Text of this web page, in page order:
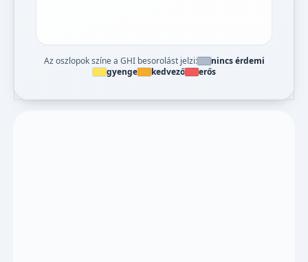
Az oszlopok színe a GHI besorolást jelzi:
nincs érdemi
gyenge
kedvező erős